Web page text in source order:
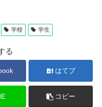
学校 学生
る
はてブ
コピー